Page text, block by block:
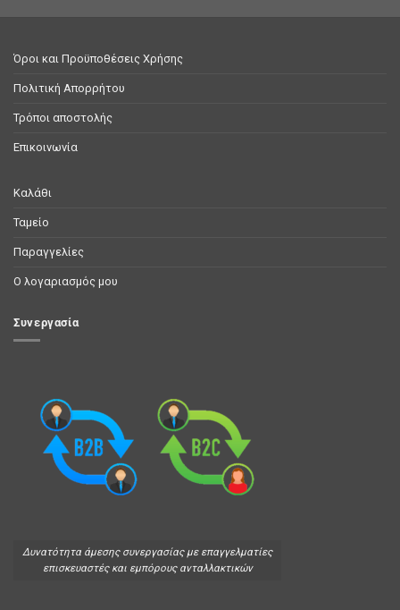
Όροι και Προϋποθέσεις Χρήσης
Πολιτική Απορρήτου
Τρόποι αποστολής
Επικοινωνία
Καλάθι
Ταμείο
Παραγγελίες
Ο λογαριασμός μου
Συνεργασία
Δυνατότητα άμεσης συνεργασίας με επαγγελματίες
επισκευαστές και εμπόρους ανταλλακτικών